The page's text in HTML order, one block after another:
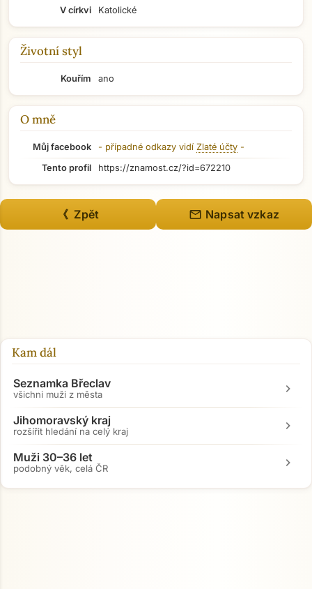
V církvi Katolické
Životní styl
Kouřím ano
O mně
Můj facebook - případné odkazy vidí Zlaté účty -
Tento profil
https://znamost.cz/?id=672210
《 Zpět mail Napsat vzkaz
Kam dál
Seznamka Břeclav
všichni muži z města chevron_right
Jihomoravský kraj
rozšířit hledání na celý kraj chevron_right
Muži 30–36 let
podobný věk, celá ČR chevron_right